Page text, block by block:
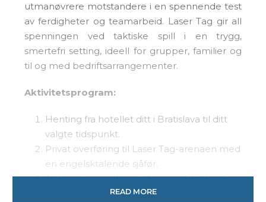
utmanøvrere motstandere i en spennende test
av ferdigheter og teamarbeid. Laser Tag gir all
spenningen ved taktiske spill i en trygg,
smertefri setting, ideell for grupper, familier og
til og med bedriftsarrangementer.
Aktivitetsprogram:
Henting fra hotellet ditt i Bratislava til ditt
valgte tidspunkt.
Privat overføring til Laser Tag-arenaen med
en engelsktalende sjåfør.
Ankomst og velkomst fra engelsktalende
instruktører, som gir en sikkerhetsbriefing
READ MORE